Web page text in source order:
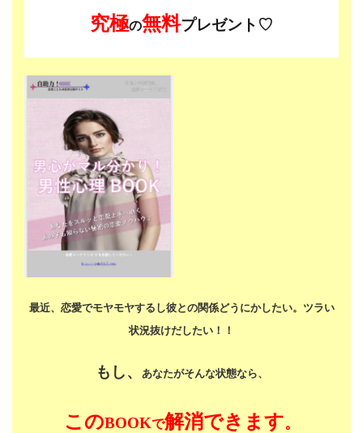
究極の無料プレゼント♡
最近、恋愛でモヤモヤするし彼との関係どうにかしたい。 ツラい
状況抜けだしたい！！
もし、 あなたがそんな状態なら、
このBOOKで解消できます。